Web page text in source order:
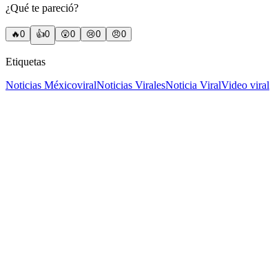
¿Qué te pareció?
🔥0 👍0 😲0 😢0 😠0
Etiquetas
Noticias MéxicoviralNoticias ViralesNoticia ViralVideo viral